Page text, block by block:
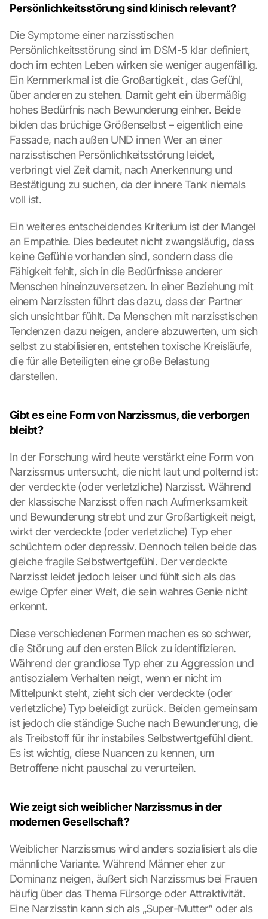
Persönlichkeitsstörung sind klinisch relevant?
Die Symptome einer narzisstischen
Persönlichkeitsstörung sind im DSM-5 klar definiert,
doch im echten Leben wirken sie weniger augenfällig.
Ein Kernmerkmal ist die Großartigkeit , das Gefühl,
über anderen zu stehen. Damit geht ein übermäßig
hohes Bedürfnis nach Bewunderung einher. Beide
bilden das brüchige Größenselbst – eigentlich eine
Fassade, nach außen UND innen Wer an einer
narzisstischen Persönlichkeitsstörung leidet,
verbringt viel Zeit damit, nach Anerkennung und
Bestätigung zu suchen, da der innere Tank niemals
voll ist.
Ein weiteres entscheidendes Kriterium ist der Mangel
an Empathie. Dies bedeutet nicht zwangsläufig, dass
keine Gefühle vorhanden sind, sondern dass die
Fähigkeit fehlt, sich in die Bedürfnisse anderer
Menschen hineinzuversetzen. In einer Beziehung mit
einem Narzissten führt das dazu, dass der Partner
sich unsichtbar fühlt. Da Menschen mit narzisstischen
Tendenzen dazu neigen, andere abzuwerten, um sich
selbst zu stabilisieren, entstehen toxische Kreisläufe,
die für alle Beteiligten eine große Belastung
darstellen.
Gibt es eine Form von Narzissmus, die verborgen
bleibt?
In der Forschung wird heute verstärkt eine Form von
Narzissmus untersucht, die nicht laut und polternd ist:
der verdeckte (oder verletzliche) Narzisst. Während
der klassische Narzisst offen nach Aufmerksamkeit
und Bewunderung strebt und zur Großartigkeit neigt,
wirkt der verdeckte (oder verletzliche) Typ eher
schüchtern oder depressiv. Dennoch teilen beide das
gleiche fragile Selbstwertgefühl. Der verdeckte
Narzisst leidet jedoch leiser und fühlt sich als das
ewige Opfer einer Welt, die sein wahres Genie nicht
erkennt.
Diese verschiedenen Formen machen es so schwer,
die Störung auf den ersten Blick zu identifizieren.
Während der grandiose Typ eher zu Aggression und
antisozialem Verhalten neigt, wenn er nicht im
Mittelpunkt steht, zieht sich der verdeckte (oder
verletzliche) Typ beleidigt zurück. Beiden gemeinsam
ist jedoch die ständige Suche nach Bewunderung, die
als Treibstoff für ihr instabiles Selbstwertgefühl dient.
Es ist wichtig, diese Nuancen zu kennen, um
Betroffene nicht pauschal zu verurteilen.
Wie zeigt sich weiblicher Narzissmus in der
modernen Gesellschaft?
Weiblicher Narzissmus wird anders sozialisiert als die
männliche Variante. Während Männer eher zur
Dominanz neigen, äußert sich Narzissmus bei Frauen
häufig über das Thema Fürsorge oder Attraktivität.
Eine Narzisstin kann sich als „Super-Mutter“ oder als